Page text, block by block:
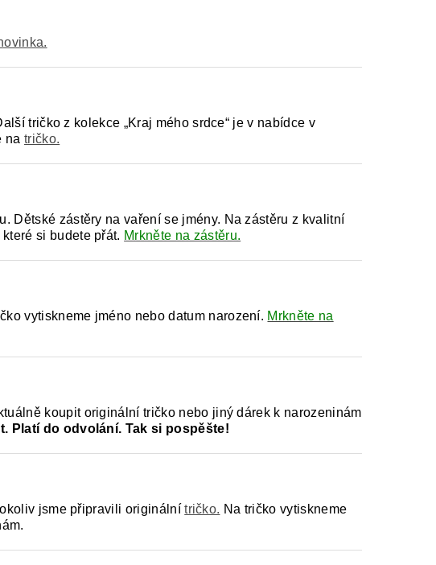
tričko z kolekce „Kraj mého srdce“ je v nabídce v
na tričko.
Dětské zástěry na vaření se jmény. Na zástěru z kvalitní
si budete přát. Mrkněte na zástěru.
vytiskneme jméno nebo datum narození. Mrkněte na
koupit originální tričko nebo jiný dárek k narozeninám
Platí do odvolání. Tak si pospěšte!
jsme připravili originálnítričko. Na tričko vytiskneme